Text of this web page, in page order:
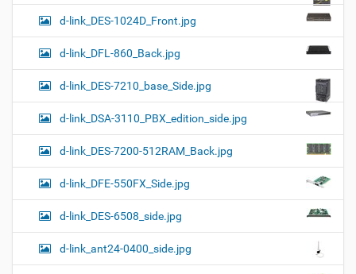
d-link_DES-1024D_Front.jpg
d-link_DFL-860_Back.jpg
d-link_DES-7210_base_Side.jpg
d-link_DSA-3110_PBX_edition_side.jpg
d-link_DES-7200-512RAM_Back.jpg
d-link_DFE-550FX_Side.jpg
d-link_DES-6508_side.jpg
d-link_ant24-0400_side.jpg